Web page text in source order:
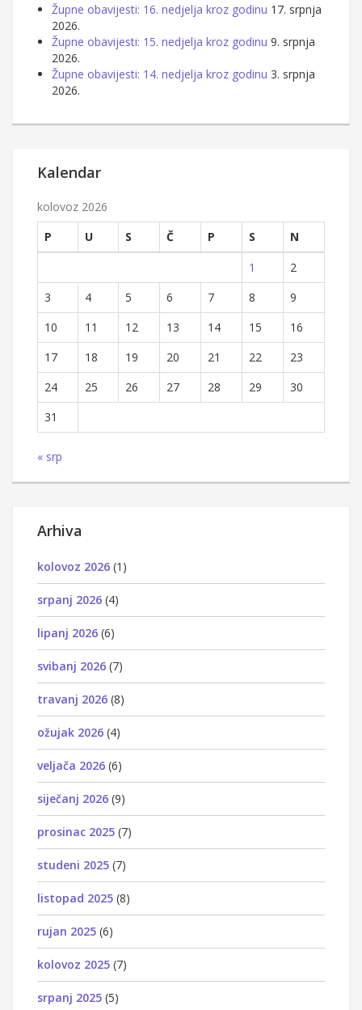
Župne obavijesti: 16. nedjelja kroz godinu 17. srpnja
2026.
Župne obavijesti: 15. nedjelja kroz godinu 9. srpnja
2026.
Župne obavijesti: 14. nedjelja kroz godinu 3. srpnja
2026.
Kalendar
kolovoz 2026
P
U S Č P S
N
1
2
3
4 5 6 7 8
9
10
11 12 13 14 15
16
17
18 19 20 21 22
23
24
25 26 27 28 29
30
31
« srp
Arhiva
kolovoz 2026 (1)
srpanj 2026 (4)
lipanj 2026 (6)
svibanj 2026 (7)
travanj 2026 (8)
ožujak 2026 (4)
veljača 2026 (6)
siječanj 2026 (9)
prosinac 2025 (7)
studeni 2025 (7)
listopad 2025 (8)
rujan 2025 (6)
kolovoz 2025 (7)
srpanj 2025 (5)